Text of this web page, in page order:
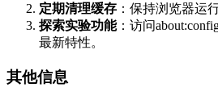
定期清理缓存 ：保持浏览器运
探索实验功能：访问
最新特性。
其他信息